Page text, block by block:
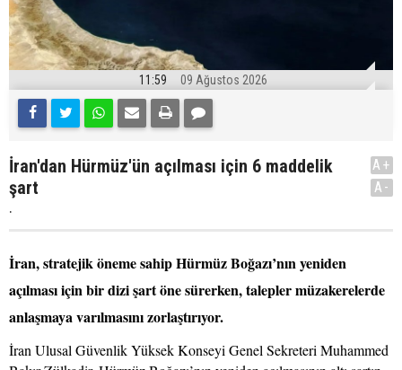
11:59 09 Ağustos 2026
İran'dan Hürmüz'ün açılması için 6 maddelik
şart
.
A+
A-
İran, stratejik öneme sahip Hürmüz Boğazı’nın yeniden
açılması için bir dizi şart öne sürerken, talepler müzakerelerde
anlaşmaya varılmasını zorlaştırıyor.
İran Ulusal Güvenlik Yüksek Konseyi Genel Sekreteri Muhammed